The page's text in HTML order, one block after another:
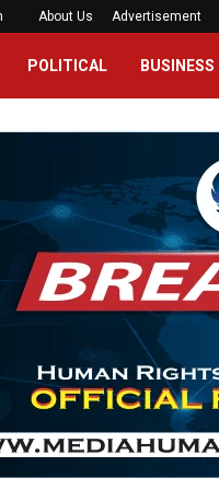
About Us Advertisement
POLITICAL BUSINESS